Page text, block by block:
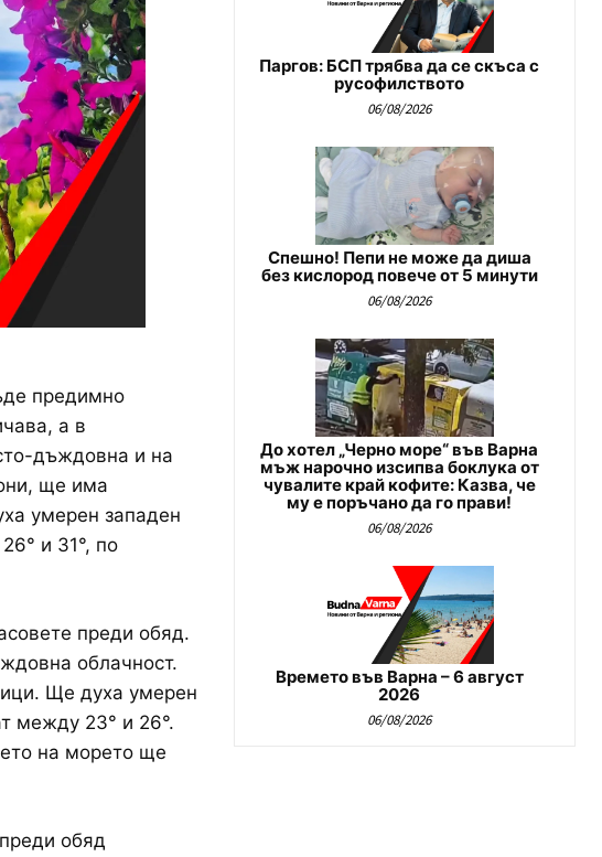
предимно
а в
дъждовна и на
ще има
умерен западен
и 31°, по
преди обяд.
облачност.
Ще духа умерен
между 23° и 26°.
на морето ще
обяд
Паргов: БСП трябва да се скъса с
русофилството
06/08/2026
Спешно! Пепи не може да диша
без кислород повече от 5 минути
06/08/2026
До хотел „Черно море“ във Варна
мъж нарочно изсипва боклука от
чувалите край кофите: Казва, че
му е поръчано да го прави!
06/08/2026
Времето във Варна – 6 август
2026
06/08/2026